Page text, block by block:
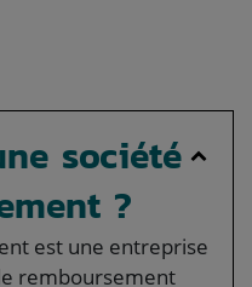
société
?
est une entreprise
remboursement